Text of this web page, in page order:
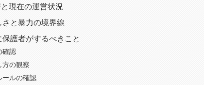
現在の運営状況
と暴力の境界線
護者がするべきこと
確認
方の観察
ールの確認